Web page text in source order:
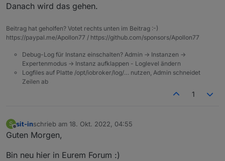
Danach wird das gehen.
Beitrag hat geholfen? Votet rechts unten im Beitrag :-)
https://paypal.me/Apollon77 / https://github.com/sponsors/Apollon77
Debug-Log für Instanz einschalten? Admin -> Instanzen ->
Expertenmodus -> Instanz aufklappen - Loglevel ändern
Logfiles auf Platte /opt/iobroker/log/… nutzen, Admin schneidet
Zeilen ab
1
S
Offline
sit-inschrieb am 18. Okt. 2022, 04:55
zuletzt editiert von
Guten Morgen,
Bin neu hier in Eurem Forum :)